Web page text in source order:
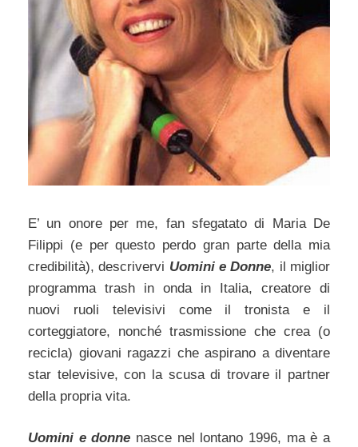
E’ un onore per me, fan sfegatato di Maria De
Filippi (e per questo perdo gran parte della mia
credibilità), descrivervi Uomini e Donne, il miglior
programma trash in onda in Italia, creatore di
nuovi ruoli televisivi come il tronista e il
corteggiatore, nonché trasmissione che crea (o
recicla) giovani ragazzi che aspirano a diventare
star televisive, con la scusa di trovare il partner
della propria vita.
Uomini e donne nasce nel lontano 1996, ma è a